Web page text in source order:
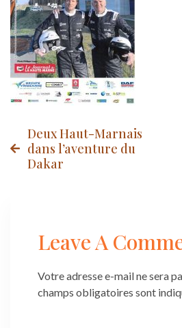
Post
Deux Haut-Marnais
dans l’aventure du
Dakar
Leave A
Votre adresse e-mail ne sera
champs obligatoires sont